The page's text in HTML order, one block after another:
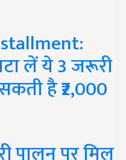
लें ये 3 जरूरी
है ₹2,000